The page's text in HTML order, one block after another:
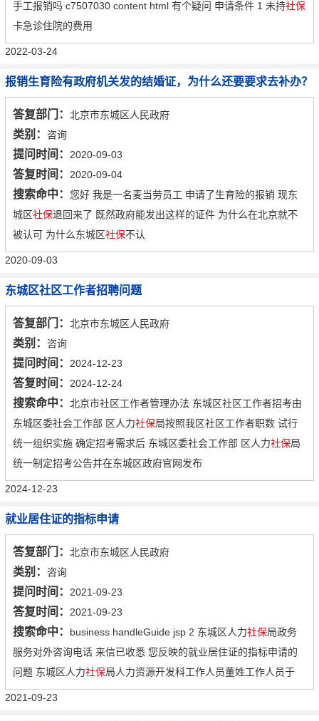
手工报销吗 c7507030 content html 有个疑问 申请条件 1 未持社保
卡急诊住院的费用
2022-03-24
报销生育险有政府机关发的结婚证，为什么还要要求去补办？
答复部门： 北京市东城区人民政府
类别： 咨询
提问时间： 2020-09-03
答复时间： 2020-09-04
搜索命中： 您好 我是一名麦当劳员工 申请了生育险的报销 现东
城区社保退回来了 既然政府能发出这样的证件 为什么在北京就不
被认可 为什么东城区社保不认
2020-09-03
东城区社区工作者招聘问题
答复部门： 北京市东城区人民政府
类别： 咨询
提问时间： 2024-12-23
答复时间： 2024-12-24
搜索命中： 北京市社区工作者管理办法 东城区社区工作者招考由
东城区委社会工作部 区人力社保局按照我区社区工作者职数 试行
统一组织实施 确定招考需求后 东城区委社会工作部 区人力社保局
统一制定招考公告并在东城区政府官网发布
2024-12-23
就业居住证的指标申请
答复部门： 北京市东城区人民政府
类别： 咨询
提问时间： 2021-09-23
答复时间： 2021-09-23
搜索命中： business handleGuide jsp 2 东城区人力社保局政务
服务对外咨询电话 来信已收悉 您反映的就业居住证的指标申请的
问题 东城区人力社保局人力资源开发科工作人员董姓工作人员于
2021-09-23